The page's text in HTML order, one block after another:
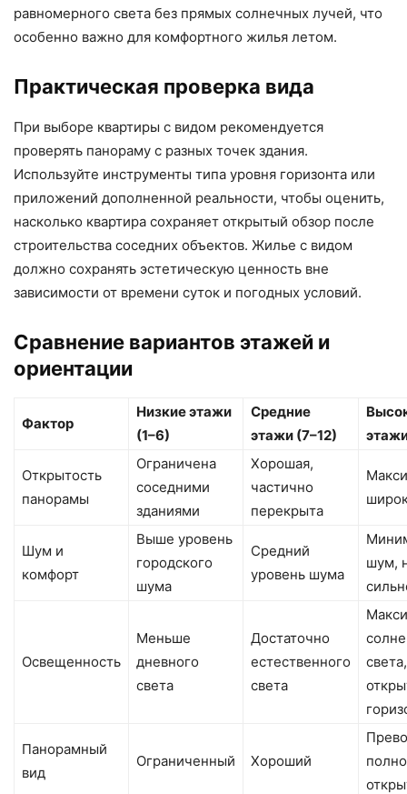
равномерного света без прямых солнечных лучей, что
особенно важно для комфортного жилья летом.
Практическая проверка вида
При выборе квартиры с видом рекомендуется
проверять панораму с разных точек здания.
Используйте инструменты типа уровня горизонта или
приложений дополненной реальности, чтобы оценить,
насколько квартира сохраняет открытый обзор после
строительства соседних объектов. Жилье с видом
должно сохранять эстетическую ценность вне
зависимости от времени суток и погодных условий.
Сравнение вариантов этажей и
ориентации
Фактор
Низкие этажи
(1–6)
Средние
этажи (7–12)
Открытость
панорамы
Ограничена
соседними
зданиями
Хорошая,
частично
перекрыта
Шум и
комфорт
Выше уровень
городского
шума
Средний
уровень шума
шум,
Освещенность
Меньше
дневного
света
Достаточно
естественного
света
света,
Панорамный
вид
Ограниченный Хороший